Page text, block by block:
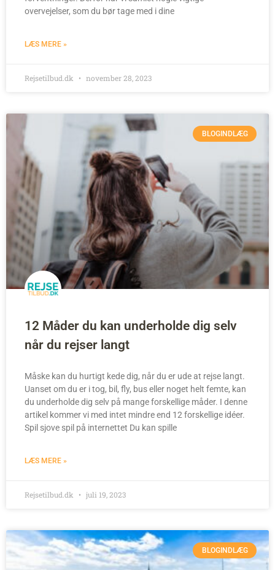
overvejelser, som du bør tage med i dine
LÆS MERE »
Rejsetilbud.dk november 28, 2023
BLOGINDLÆG
12 Måder du kan underholde dig selv
når du rejser langt
Måske kan du hurtigt kede dig, når du er ude at rejse langt.
Uanset om du er i tog, bil, fly, bus eller noget helt femte, kan
du underholde dig selv på mange forskellige måder. I denne
artikel kommer vi med intet mindre end 12 forskellige idéer.
Spil sjove spil på internettet Du kan spille
LÆS MERE »
Rejsetilbud.dk juli 19, 2023
BLOGINDLÆG